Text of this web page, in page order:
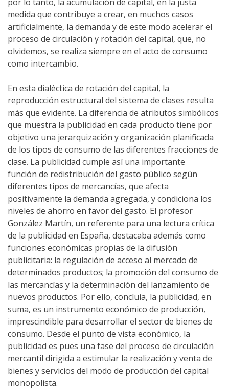
medida que contribuye a crear, en muchos casos
artificialmente, la demanda y de este modo acelerar el
proceso de circulación y rotación del capital, que, no
olvidemos, se realiza siempre en el acto de consumo
como intercambio.
En esta dialéctica de rotación del capital, la
reproducción estructural del sistema de clases resulta
más que evidente. La diferencia de atributos simbólicos
que muestra la publicidad en cada producto tiene por
objetivo una jerarquización y organización planificada
de los tipos de consumo de las diferentes fracciones de
clase. La publicidad cumple así una importante
función de redistribución del gasto público según
diferentes tipos de mercancías, que afecta
positivamente la demanda agregada, y condiciona los
niveles de ahorro en favor del gasto. El profesor
González Martín, un referente para una lectura crítica
de la publicidad en España, destacaba además como
funciones económicas propias de la difusión
publicitaria: la regulación de acceso al mercado de
determinados productos; la promoción del consumo de
las mercancías y la determinación del lanzamiento de
nuevos productos. Por ello, concluía, la publicidad, en
suma, es un instrumento económico de producción,
imprescindible para desarrollar el sector de bienes de
consumo. Desde el punto de vista económico, la
publicidad es pues una fase del proceso de circulación
mercantil dirigida a estimular la realización y venta de
bienes y servicios del modo de producción del capital
monopolista.